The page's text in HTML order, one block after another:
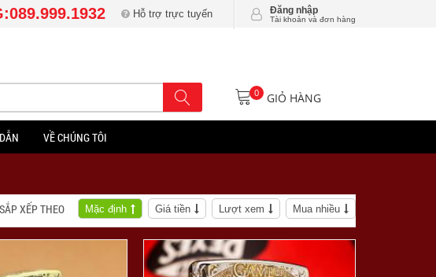
Hỗ trợ trực tuyến Đăng nhập
Tài khoản và đơn hàng
0 GIỎ HÀNG
VỀ CHÚNG TÔI
SẮP XẾP THEO Mặc định Giá tiền Lượt xem Mua nhiều